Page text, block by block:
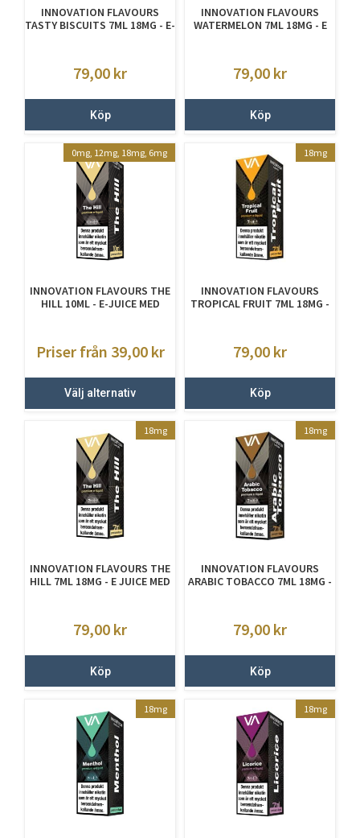
INNOVATION FLAVOURS
TASTY BISCUITS 7ML 18MG - E-
79,00 kr
Köp
INNOVATION FLAVOURS
WATERMELON 7ML 18MG - E
79,00 kr
Köp
0mg, 12mg, 18mg, 6mg
INNOVATION FLAVOURS THE
HILL 10ML - E-JUICE MED
Priser från 39,00 kr
Välj alternativ
18mg
INNOVATION FLAVOURS
TROPICAL FRUIT 7ML 18MG -
79,00 kr
Köp
18mg
INNOVATION FLAVOURS THE
HILL 7ML 18MG - E JUICE MED
79,00 kr
Köp
18mg
INNOVATION FLAVOURS
ARABIC TOBACCO 7ML 18MG -
79,00 kr
Köp
18mg 18mg